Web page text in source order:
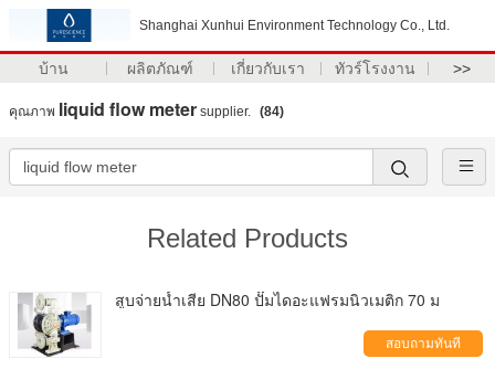
Shanghai Xunhui Environment Technology Co., Ltd.
บ้าน ผลิตภัณฑ์ เกี่ยวกับเรา ทัวร์โรงงาน >>
คุณภาพ liquid flow meter supplier. (84)
Related Products
สูบจ่ายน้ำเสีย DN80 ปั๊มไดอะแฟรมนิวเมติก 70 ม
สอบถามทันที